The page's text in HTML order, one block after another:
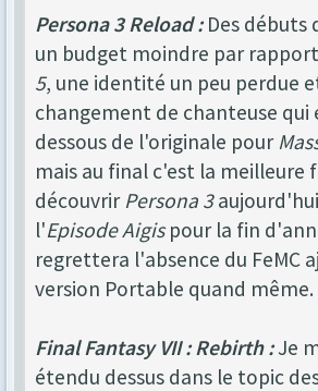
Persona 3 Reload :Des débuts
un budget moindre par
5, une identité un peu perdue
changement de chanteuse qui
dessous de l'originale pour
mais au final c'est la meilleure
découvrir Persona 3
l'Episode Aigispour la fin
regrettera l'absence du FeMC
version Portable quand même.
Final Fantasy VII : Rebirth :Je
étendu dessus dans le topic